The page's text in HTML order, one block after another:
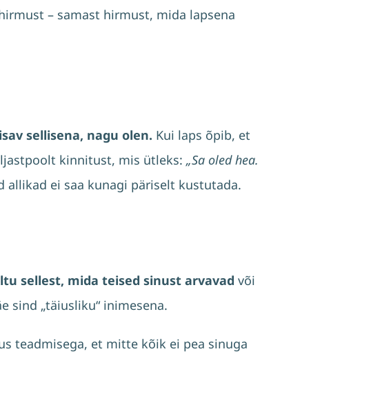
– samast hirmust, mida lapsena
sellisena, nagu olen. Kui laps õpib, et
kinnitust, mis ütleks: „Sa oled hea.
allikad ei saa kunagi päriselt kustutada.
sellest, mida teised sinust arvavad või
sind „täiusliku“ inimesena.
teadmisega, et mitte kõik ei pea sinuga